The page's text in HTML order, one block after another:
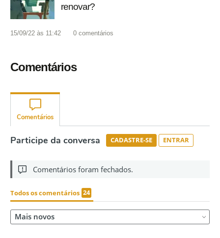
renovar?
15/09/22 às 11:42 0 comentários
Comentários